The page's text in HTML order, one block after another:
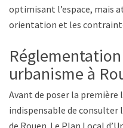
optimisant l’espace, mais
orientation et les
urbanisme à
Avant de poser la première
indispensable de consulter
de Rouen. Le Plan Local